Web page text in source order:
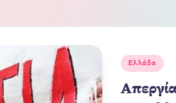
Αναρτήθηκε
Ελλάδα